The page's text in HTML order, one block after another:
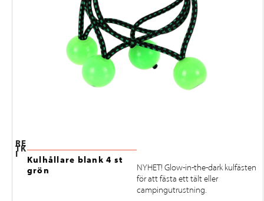
RE
TK
I
Kulhållare blank 4 st
grön
NYHET! Glow-in-the-dark kulfästen
för att fästa ett tält eller
campingutrustning.